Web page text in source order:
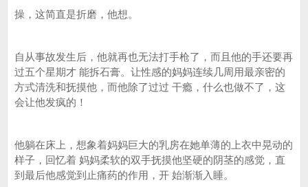
操，这简直是折磨，他想。
自从事故发生后，他就再也无法打手枪了，而且他的手还要再
过五个星期才 能拆石膏。让性感的妈妈连续几周用最亲密的
方式清洗和抚摸他，而他除了过过 干瘾，什么也做不了，这
会让他发疯的！
他躺在床上，想象着妈妈巨大的乳房在她单薄的上衣中晃动的
样子，回忆着 妈妈柔软的双手抚摸他坚硬的阴茎的感觉，直
到最后他感觉到止痛药的作用，开 始渐渐入睡。